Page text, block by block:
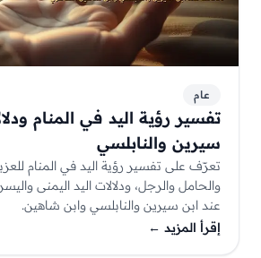
عام
تفسير رؤية اليد في المنام
سيرين والنابلسي
تعرّف على تفسير رؤية اليد في المنام
والحامل والرجل، ودلالات اليد اليمنى
عند ابن سيرين والنابلسي وابن شاهين.
إقرأ المزيد ←